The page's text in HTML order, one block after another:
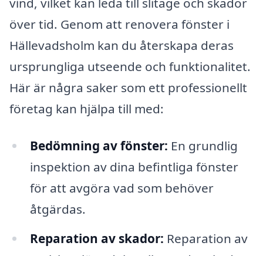
över tid. Genom att renovera fönster i
Hällevadsholm kan du återskapa deras
ursprungliga utseende och funktionalitet.
Här är några saker som ett professionellt
företag kan hjälpa till med:
Bedömning av fönster: En grundlig
inspektion av dina befintliga fönster
för att avgöra vad som behöver
åtgärdas.
Reparation av skador: Reparation av